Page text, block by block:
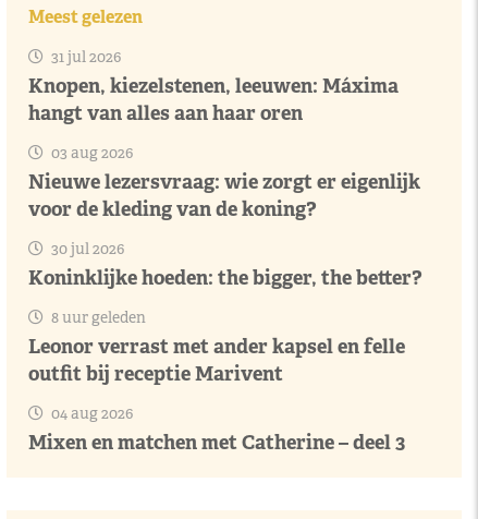
Meest gelezen
31 jul 2026
Knopen, kiezelstenen, leeuwen: Máxima
hangt van alles aan haar oren
03 aug 2026
Nieuwe lezersvraag: wie zorgt er eigenlijk
voor de kleding van de koning?
30 jul 2026
Koninklijke hoeden: the bigger, the better?
8 uur geleden
Leonor verrast met ander kapsel en felle
outfit bij receptie Marivent
04 aug 2026
Mixen en matchen met Catherine – deel 3